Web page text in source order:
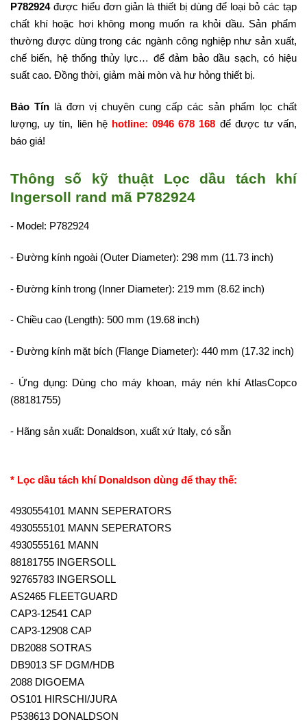
P782924được hiểu đơn giản là thiết bị dùng để loại bỏ các tạp
chất khí hoặc hơi không mong muốn ra khỏi dầu. Sản phẩm
thường được dùng trong các ngành công nghiệp như sản xuất,
chế biến, hệ thống thủy lực… để đảm bảo dầu sạch, có hiệu
suất cao. Đồng thời, giảm mài mòn và hư hỏng thiết bị.
Bảo Tín là đơn vị chuyên cung cấp các sản phẩm lọc chất
lượng, uy tín, liên hệ hotline: 0946 678 168 để được tư vấn,
báo giá!
Thông số kỹ thuật Lọc dầu tách khí
Ingersoll rand mã P782924
- Model: P782924
- Đường kính ngoài (Outer Diameter): 298 mm (11.73 inch)
- Đường kính trong (Inner Diameter): 219 mm (8.62 inch)
- Chiều cao (Length): 500 mm (19.68 inch)
- Đường kính mặt bích (Flange Diameter): 440 mm (17.32 inch)
- Ứng dụng: Dùng cho máy khoan, máy nén khí AtlasCopco
(88181755)
- Hãng sản xuất: Donaldson, xuất xứ Italy, có sẵn
* Lọc dầu tách khí Donaldson dùng để thay thế:
4930554101 MANN SEPERATORS
4930555101 MANN SEPERATORS
4930555161 MANN
88181755 INGERSOLL
92765783 INGERSOLL
AS2465 FLEETGUARD
CAP3-12541 CAP
CAP3-12908 CAP
DB2088 SOTRAS
DB9013 SF DGM/HDB
2088 DIGOEMA
OS101 HIRSCHI/JURA
P538613 DONALDSON